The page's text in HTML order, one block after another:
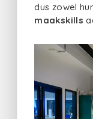
dus zowel
maakskills